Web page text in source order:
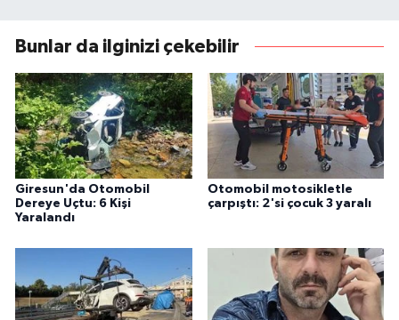
Bunlar da ilginizi çekebilir
Giresun'da Otomobil
Dereye Uçtu: 6 Kişi
Yaralandı
Otomobil motosikletle
çarpıştı: 2'si çocuk 3 yaralı